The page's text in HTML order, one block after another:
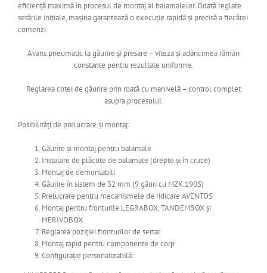
eficiență maximă în procesul de montaj al balamalelor. Odată reglate
setările inițiale, mașina garantează o execuție rapidă și precisă a fiecărei
comenzi.
Avans pneumatic la găurire și presare – viteza și adâncimea rămân
constante pentru rezultate uniforme.
Reglarea cotei de găurire prin roată cu manivelă – control complet
asupra procesului.
Posibilități de prelucrare și montaj:
Găurire și montaj pentru balamale
Instalare de plăcuțe de balamale (drepte și în cruce)
Montaj de demontabili
Găurire în sistem de 32 mm (9 găuri cu MZK.190S)
Prelucrare pentru mecanismele de ridicare AVENTOS
Montaj pentru fronturile LEGRABOX, TANDEMBOX și
MERIVOBOX
Reglarea poziției fronturilor de sertar
Montaj rapid pentru componente de corp
Configurație personalizabilă: